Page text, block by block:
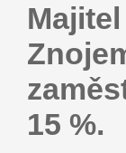
15 %.